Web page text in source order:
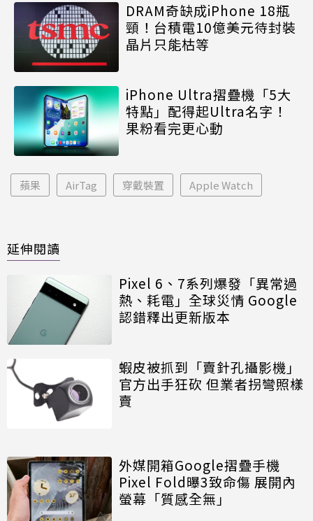
DRAM奇缺成iPhone 18瓶
頸！台積電10億美元待封裝
晶片只能枯等
iPhone Ultra摺疊機「5大
特點」配得起Ultra名字！
果粉看完更心動
蘋果 AirTag 穿戴裝置 Apple Watch
延伸閱讀
Pixel 6、7系列爆發「異常過
熱、耗電」全球災情 Google
認錯釋出更新版本
蝦皮被抓到「賣針孔攝影機」
官方出手狂砍 但業者拐彎照樣
賣
外媒開箱Google摺疊手機
Pixel Fold曝3致命傷 展開內
螢幕「質感全無」